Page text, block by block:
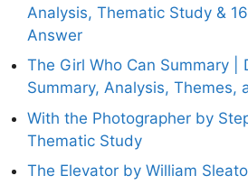
Analysis, Thematic Study &
Answer
The Girl Who Can Summary |
Summary, Analysis, Themes,
With the Photographer by
Thematic Study
The Elevator by William